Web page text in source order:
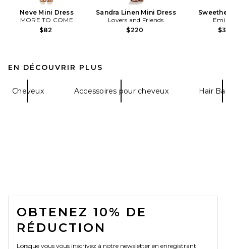
Neve Mini Dress
MORE TO COME
$82
Sandra Linen Mini Dress
Lovers and Friends
$220
EN DÉCOUVRIR PLUS
Cheveux Accessoires pour cheveux Hair
FOOTER
OBTENEZ 10% DE
RÉDUCTION
Lorsque vous vous inscrivez à notre newsletter en enregistrant